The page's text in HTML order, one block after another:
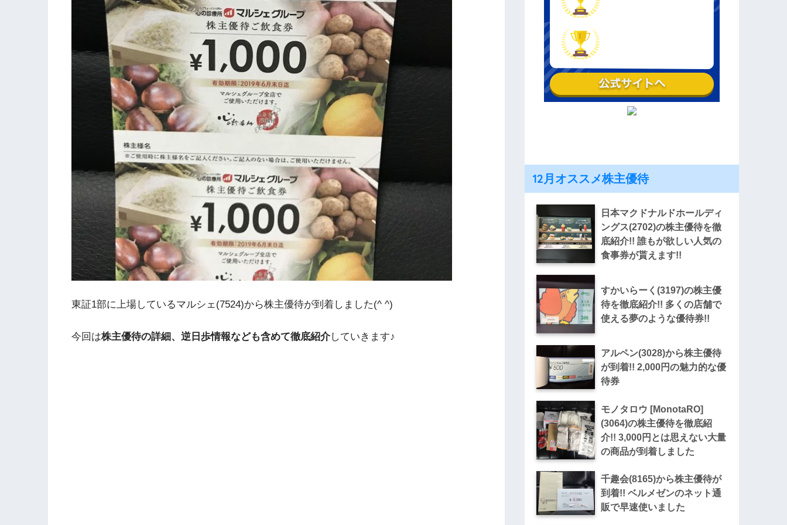
東証1部に上場しているマルシェ(7524)から株主優待が到着しました(^ ^)
今回は株主優待の詳細、逆日歩情報なども含めて徹底紹介していきます♪
12月オススメ株主優待
日本マクドナルドホールディ
ングス(2702)の株主優待を徹
底紹介!! 誰もが欲しい人気の
食事券が貰えます!!
すかいらーく(3197)の株主優
待を徹底紹介!! 多くの店舗で
使える夢のような優待券!!
アルペン(3028)から株主優待
が到着!! 2,000円の魅力的な優
待券
モノタロウ [MonotaRO]
(3064)の株主優待を徹底紹
介!! 3,000円とは思えない大量
の商品が到着しました
千趣会(8165)から株主優待が
到着!! ベルメゼンのネット通
販で早速使いました